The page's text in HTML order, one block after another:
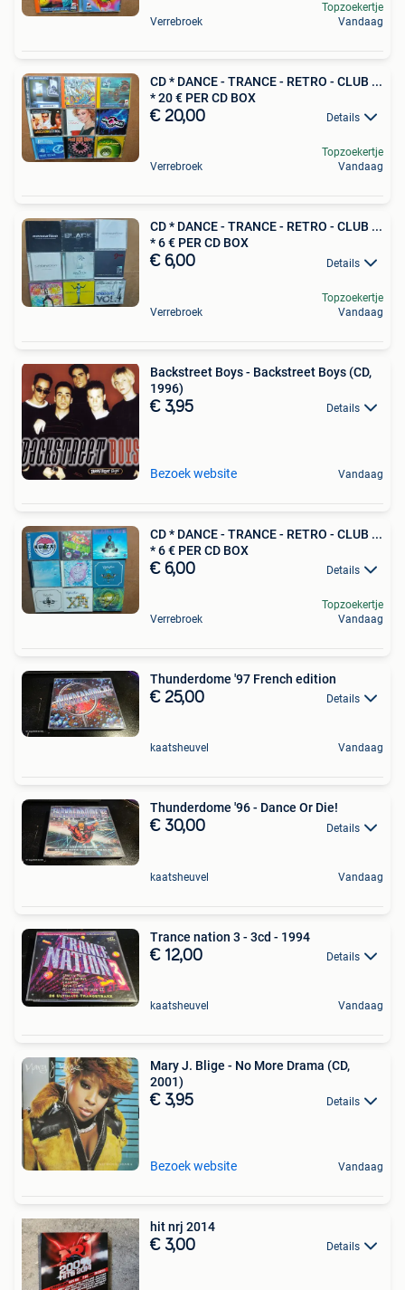
Verrebroek
Topzoekertje
Vandaag
CD * DANCE - TRANCE - RETRO - CLUB ...
* 20 € PER CD BOX
€ 20,00 Details
Verrebroek
Topzoekertje
Vandaag
CD * DANCE - TRANCE - RETRO - CLUB ...
* 6 € PER CD BOX
€ 6,00 Details
Verrebroek
Topzoekertje
Vandaag
Backstreet Boys - Backstreet Boys (CD,
1996)
€ 3,95 Details
Bezoek website Vandaag
CD * DANCE - TRANCE - RETRO - CLUB ...
* 6 € PER CD BOX
€ 6,00 Details
Verrebroek
Topzoekertje
Vandaag
Thunderdome '97 French edition
€ 25,00 Details
kaatsheuvel Vandaag
Thunderdome '96 - Dance Or Die!
€ 30,00 Details
kaatsheuvel Vandaag
Trance nation 3 - 3cd - 1994
€ 12,00 Details
kaatsheuvel Vandaag
Mary J. Blige - No More Drama (CD,
2001)
€ 3,95 Details
Bezoek website Vandaag
hit nrj 2014
€ 3,00 Details